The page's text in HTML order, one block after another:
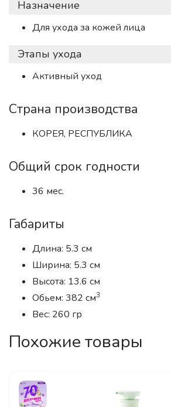
Назначение
Для ухода за кожей лица
Этапы ухода
Активный уход
Страна производства
КОРЕЯ, РЕСПУБЛИКА
Общий срок годности
36 мес.
Габариты
Длина: 5.3 см
Ширина: 5.3 см
Высота: 13.6 см
Обьем: 382 см3
Вес: 260 гр
Похожие товары